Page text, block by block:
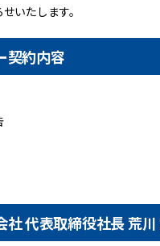
いたします。
契約内容
社 代表取締役社長 荒